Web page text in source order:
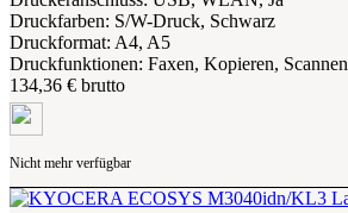
Druckfarben: S/W-Druck, Schwarz
Druckformat: A4, A5
Druckfunktionen: Faxen, Kopieren, Scannen
134,36 € brutto
Nicht mehr verfügbar